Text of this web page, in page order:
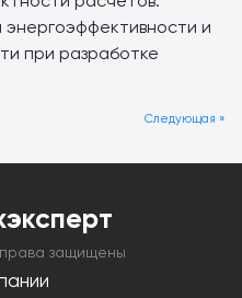
энергоэффективности и
при разработке
Следующая »
защищены